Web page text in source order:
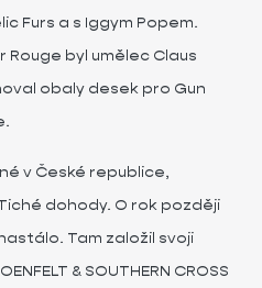
Furs a s Iggym Popem.
Rouge byl umělec Claus
obaly desek pro Gun
v České republice,
dohody. O rok později
Tam založil svoji
& SOUTHERN CROSS